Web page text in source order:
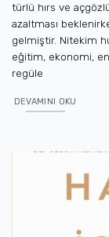
türlü hırs ve
azaltması
gelmiştir. Nitekim
eğitim, ekonomi,
regüle
DEVAMINI OKU